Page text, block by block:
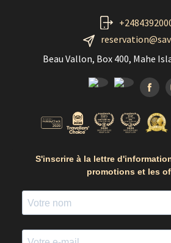
Beau Vallon, Box 400, Mahe
S'inscrire à la lettre
promotions et les